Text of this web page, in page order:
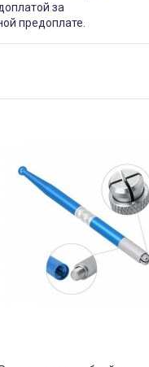
за
предоплате.